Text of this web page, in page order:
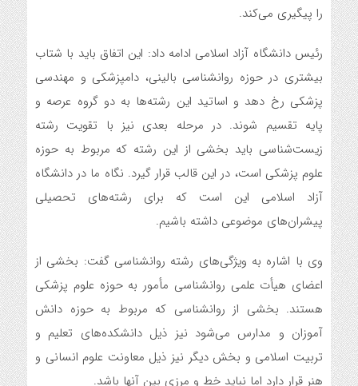
را پیگیری می‌کند.
رئیس دانشگاه آزاد اسلامی ادامه داد: این اتفاق باید با شتاب
بیشتری در حوزه روانشناسی بالینی، دامپزشکی و مهندسی
پزشکی رخ دهد و اساتید این رشته‌ها به دو گروه عرصه و
پایه تقسیم شوند. در مرحله بعدی نیز با تقویت رشته
زیست‌شناسی باید بخشی از این رشته که مربوط به حوزه
علوم پزشکی است، در این قالب قرار گیرد. نگاه ما در دانشگاه
آزاد اسلامی این است که برای رشته‌های تحصیلی
پیشران‌های موضوعی داشته باشیم.
وی با اشاره به ویژگی‌های رشته روانشناسی گفت: بخشی از
اعضای هیأت علمی روانشناسی مأمور به حوزه علوم پزشکی
هستند. بخشی از روانشناسی که مربوط به حوزه دانش
آموزان و مدارس می‌شود نیز ذیل دانشکده‌های تعلیم و
تربیت اسلامی و بخش دیگر نیز ذیل معاونت علوم انسانی و
هنر قرار دارد اما نباید خط و مرزی بین آنها باشد.